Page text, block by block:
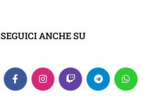
SEGUICI ANCHE SU